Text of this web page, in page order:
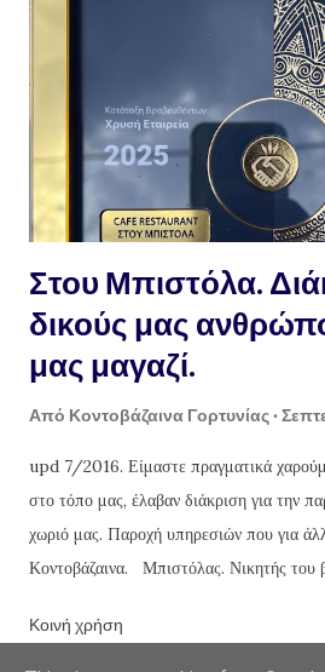
Δυστυχώς, ελάχιστοι
Στου Μπιστόλα.
δικούς μας
μας μαγαζί.
Από Κοντοβάζαινα Γορτυνίας
upd 7/2016. Είμαστε πραγματικά
στο τόπο μας, έλαβαν διάκριση για την
χωριό μας. Παροχή υπηρεσιών που για
Κοντοβάζαινα. Μπιστόλας. Νικητής του
τον εσωτερικό του χώρο και την
Κοινή χρήση